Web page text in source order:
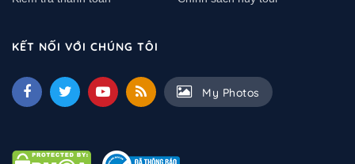
KẾT NỐI VỚI CHÚNG TÔI
My Photos